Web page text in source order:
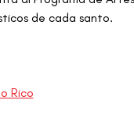
de cada santo.
Rico